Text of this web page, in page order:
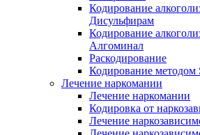
Кодирование
Дисульфирам
Кодирование
Алгоминал
Раскодирование
Кодирование методом
Лечение наркомании
Лечение наркомании
Кодировка от
Лечение